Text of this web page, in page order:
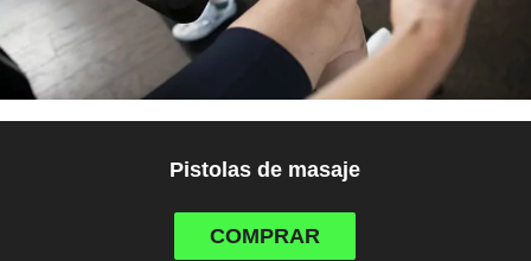
Pistolas de masaje
COMPRAR